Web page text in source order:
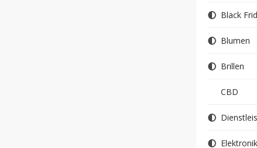
Black
Blumen
Brillen
CBD
Elektronik